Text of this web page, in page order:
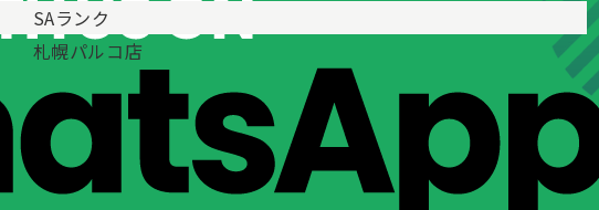
SAランク
札幌パルコ店